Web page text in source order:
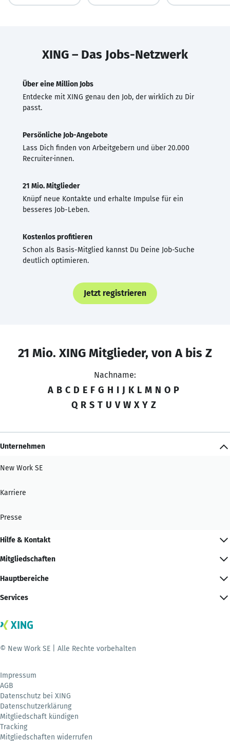
XING – Das Jobs-Netzwerk
Über eine Million Jobs
Entdecke mit XING genau den Job, der wirklich zu Dir
passt.
Persönliche Job-Angebote
Lass Dich finden von Arbeitgebern und über 20.000
Recruiter·innen.
21 Mio. Mitglieder
Knüpf neue Kontakte und erhalte Impulse für ein
besseres Job-Leben.
Kostenlos profitieren
Schon als Basis-Mitglied kannst Du Deine Job-Suche
deutlich optimieren.
Jetzt registrieren
21 Mio. XING Mitglieder, von A bis Z
Nachname:
A B C D E F G H I J K L M N O P
Q R S T U V W X Y Z
Unternehmen
New Work SE
Karriere
Presse
Hilfe & Kontakt
Mitgliedschaften
Hauptbereiche
Services
© New Work SE | Alle Rechte vorbehalten
Impressum
AGB
Datenschutz bei XING
Datenschutzerklärung
Mitgliedschaft kündigen
Tracking
Mitgliedschaften widerrufen